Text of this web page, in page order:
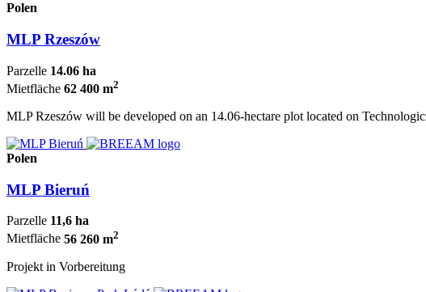
Polen
MLP Rzeszów
Parzelle 14.06 ha
Mietfläche 62 400 m2
MLP Rzeszów will be developed on an 14.06-hectare plot located on
Polen
MLP Bieruń
Parzelle 11,6 ha
Mietfläche 56 260 m2
Projekt in Vorbereitung